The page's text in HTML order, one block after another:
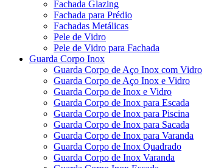
Fachada Glazing
Fachada para Prédio
Fachadas Metálicas
Pele de Vidro
Pele de Vidro para Fachada
Guarda Corpo Inox
Guarda Corpo de Aço Inox com Vidro
Guarda Corpo de Aço Inox e Vidro
Guarda Corpo de Inox e Vidro
Guarda Corpo de Inox para Escada
Guarda Corpo de Inox para Piscina
Guarda Corpo de Inox para Sacada
Guarda Corpo de Inox para Varanda
Guarda Corpo de Inox Quadrado
Guarda Corpo de Inox Varanda